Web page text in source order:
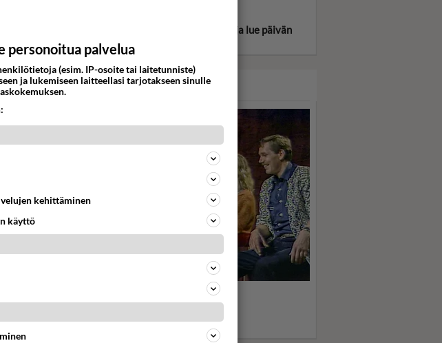
sain tietää,
oli tosi iso juttu,
omasta
Valitse oma tähtimerkkisi ja lue päivän
horoskooppi!
KASARI
Muistatko "Thilia thalia
thallallaa" visailun? - Nyt
Mukana mm. Esko Kovero
personoitua palvelua
(esim. IP-osoite tai laitetunniste)
ja lukemiseen laitteellasi tarjotakseen sinulle
kehittäminen
käyttö